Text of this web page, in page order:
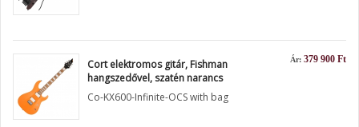
Ár: 379 900 Ft
Cort elektromos gitár, Fishman
hangszedővel, szatén narancs
Co-KX600-Infinite-OCS with bag